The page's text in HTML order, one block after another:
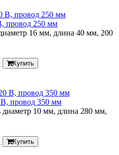
провод 250 мм
16 мм, длина 40 мм, 200
Купить
провод 350 мм
10 мм, длина 280 мм,
Купить